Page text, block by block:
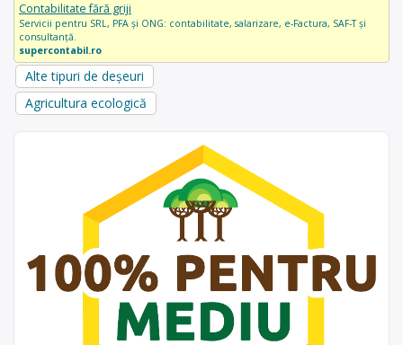
Contabilitate fără griji
Servicii pentru SRL, PFA și ONG: contabilitate, salarizare, e-Factura, SAF-T și
consultanță.
supercontabil.ro
Alte tipuri de deșeuri
Agricultura ecologică